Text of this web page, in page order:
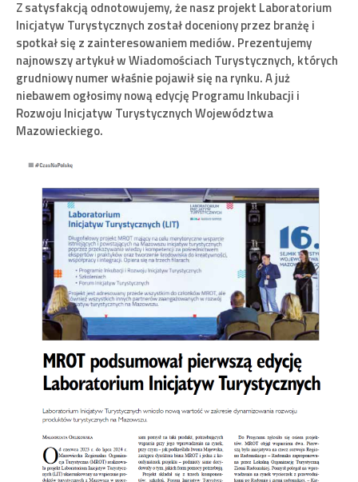
Z satysfakcją odnotowujemy, że nasz projekt Laboratorium
Inicjatyw Turystycznych został doceniony przez branżę i
spotkał się z zainteresowaniem mediów. Prezentujemy
najnowszy artykuł w Wiadomościach Turystycznych, których
grudniowy numer właśnie pojawił się na rynku. A już
niebawem ogłosimy nową edycję Programu Inkubacji i
Rozwoju Inicjatyw Turystycznych Województwa
Mazowieckiego.